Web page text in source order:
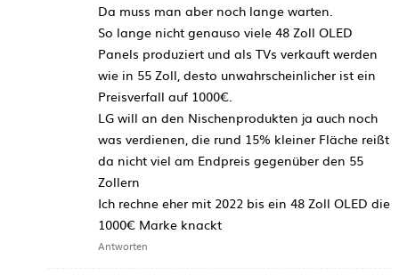
Da muss man aber noch lange warten.
So lange nicht genauso viele 48 Zoll OLED
Panels produziert und als TVs verkauft werden
wie in 55 Zoll, desto unwahrscheinlicher ist ein
Preisverfall auf 1000€.
LG will an den Nischenprodukten ja auch noch
was verdienen, die rund 15% kleiner Fläche reißt
da nicht viel am Endpreis gegenüber den 55
Zollern
Ich rechne eher mit 2022 bis ein 48 Zoll OLED die
1000€ Marke knackt
Antworten